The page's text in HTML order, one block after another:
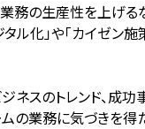
務の生産性を上げる
ル化」や「カイゼン
ネスのトレンド、成
の業務に気づきを得